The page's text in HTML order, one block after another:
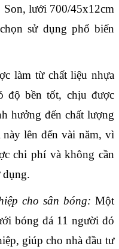
Son, lưới 700/45x12cm
sử dụng phổ biến
làm từ chất liệu nhựa
độ bền tốt, chịu được
hưởng đến chất lượng
lên đến vài năm, vì
chi phí và không cần
dụng.
cho sân bóng: Một
bóng đá 11 người đó
giúp cho nhà đầu tư